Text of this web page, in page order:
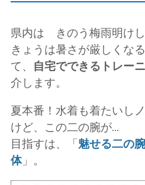
県内は きのう梅雨明けし
きょうは暑さが厳しくな
て、
自宅でできるトレー
介します。
夏本番！水着も着たいし
けど、この二の腕が...
目指すは、「魅せる二の腕
体」。